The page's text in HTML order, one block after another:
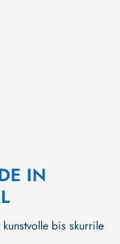
IN
bis skurrile